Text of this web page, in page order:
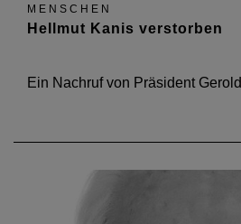
MENSCHEN
Hellmut Kanis verstorben
Ein Nachruf von Präsident